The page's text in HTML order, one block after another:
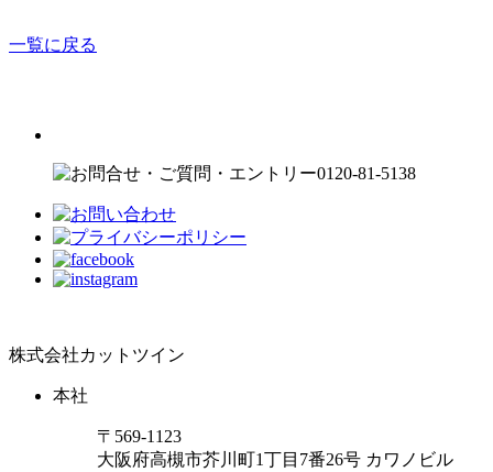
一覧に戻る
株式会社カットツイン
本社
〒569-1123
大阪府高槻市芥川町1丁目7番26号 カワノビル